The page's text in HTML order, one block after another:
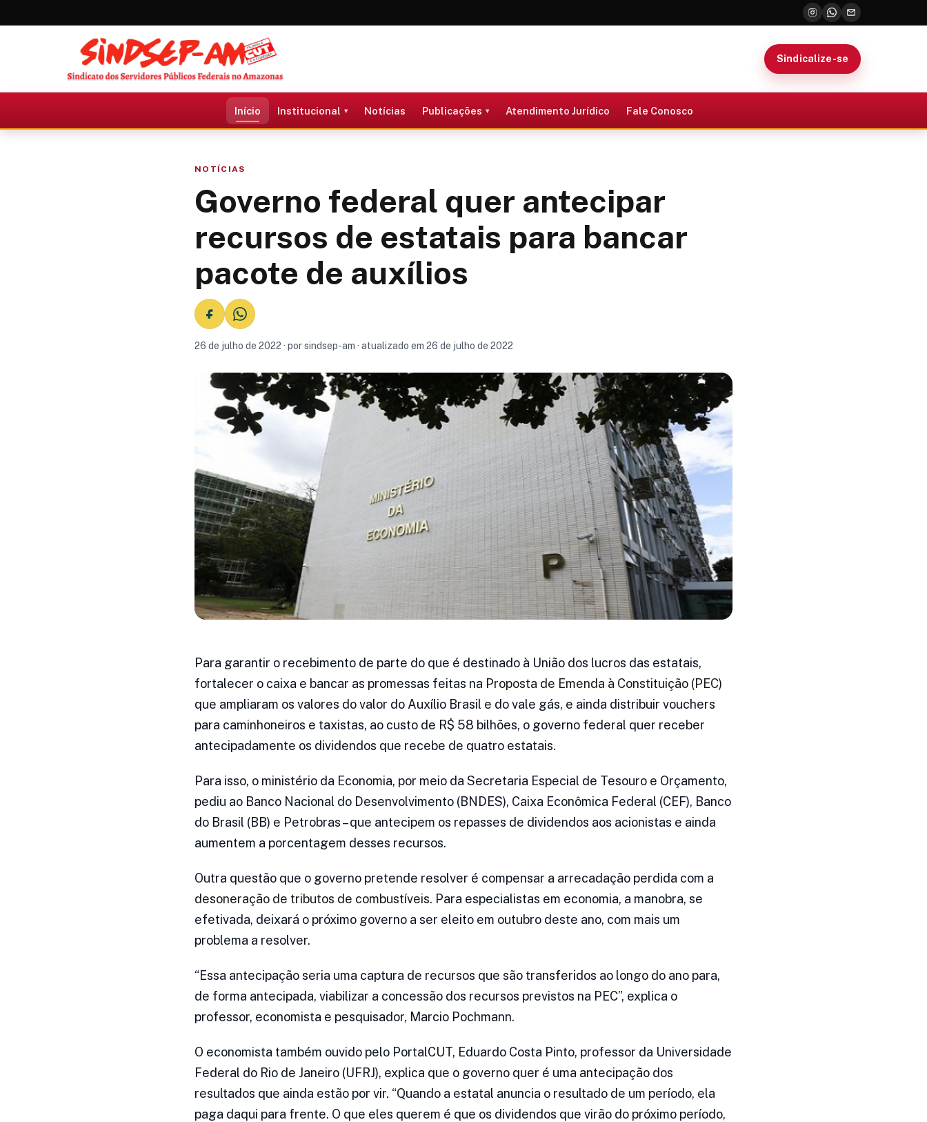
Sindicalize-se
Início Institucional Notícias Publicações Atendimento Jurídico Fale Conosco
NOTÍCIAS
Governo federal quer antecipar
recursos de estatais para bancar
pacote de auxílios
26 de julho de 2022 · por sindsep-am · atualizado em 26 de julho de 2022
Para garantir o recebimento de parte do que é destinado à União dos lucros das estatais,
fortalecer o caixa e bancar as promessas feitas na Proposta de Emenda à Constituição (PEC)
que ampliaram os valores do valor do Auxílio Brasil e do vale gás, e ainda distribuir vouchers
para caminhoneiros e taxistas, ao custo de R$ 58 bilhões, o governo federal quer receber
antecipadamente os dividendos que recebe de quatro estatais.
Para isso, o ministério da Economia, por meio da Secretaria Especial de Tesouro e Orçamento,
pediu ao Banco Nacional do Desenvolvimento (BNDES), Caixa Econômica Federal (CEF), Banco
do Brasil (BB) e Petrobras – que antecipem os repasses de dividendos aos acionistas e ainda
aumentem a porcentagem desses recursos.
Outra questão que o governo pretende resolver é compensar a arrecadação perdida com a
desoneração de tributos de combustíveis. Para especialistas em economia, a manobra, se
efetivada, deixará o próximo governo a ser eleito em outubro deste ano, com mais um
problema a resolver.
“Essa antecipação seria uma captura de recursos que são transferidos ao longo do ano para,
de forma antecipada, viabilizar a concessão dos recursos previstos na PEC”, explica o
professor, economista e pesquisador, Marcio Pochmann.
O economista também ouvido pelo PortalCUT, Eduardo Costa Pinto, professor da Universidade
Federal do Rio de Janeiro (UFRJ), explica que o governo quer é uma antecipação dos
resultados que ainda estão por vir. “Quando a estatal anuncia o resultado de um período, ela
paga daqui para frente. O que eles querem é que os dividendos que virão do próximo período,